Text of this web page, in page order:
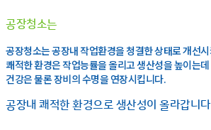
공장청소는
공장청소는 공장내 작업환경을 청결한 상태로 개선
쾌적한 환경은 작업능률을 올리고 생산성을 높이는
건강은 물론 장비의 수명을 연장시킵니다.
공장내 쾌적한 환경으로 생산성이 올라갑니